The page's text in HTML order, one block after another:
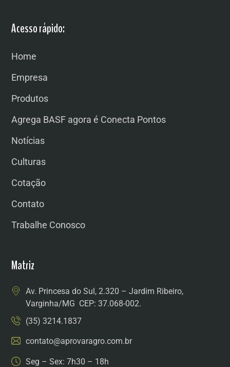
Acesso rápido:
Home
Empresa
Produtos
Agrega BASF agora é Conecta Pontos
Notícias
Culturas
Cotação
Contato
Trabalhe Conosco
Matriz
Av. Princesa do Sul, 2.320 – Jardim Ribeiro,
Varginha/MG CEP: 37.068-002.
(35) 3214.1837
contato@aprovaragro.com.br
Seg – Sex: 7h30 – 18h